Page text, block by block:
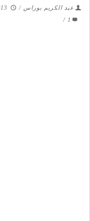
عبد الكريم بوراس /
1
/